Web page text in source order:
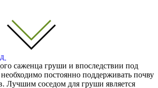
саженца груши и впоследствии под
постоянно поддерживать почву
Лучшим соседом для груши является